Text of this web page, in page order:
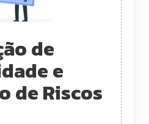
de
e
de Riscos